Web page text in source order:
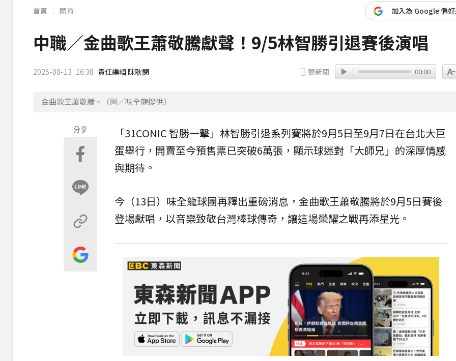
獨家／白海豚颱風直撲沖繩！ 獨家直擊那霸風雨
首頁 體育 加入為 Google 偏
中職／金曲歌王蕭敬騰獻聲！9/5林智勝引退賽後演唱
2025-08-13 16:38 責任編輯 陳耿閔 聽新聞 00:00
金曲歌王蕭敬騰。（圖／味全龍提供）
分享 「31CONIC 智勝一擊」林智勝引退系列賽將於9月5日至9月7日在台北大巨
蛋舉行，開賣至今預售票已突破6萬張，顯示球迷對「大師兄」的深厚情感
與期待。
今（13日） 味全龍球團再釋出重磅消息，金曲歌王蕭敬騰將於9月5日賽後
登場獻唱，以音樂致敬台灣棒球傳奇，讓這場榮耀之戰再添星光。